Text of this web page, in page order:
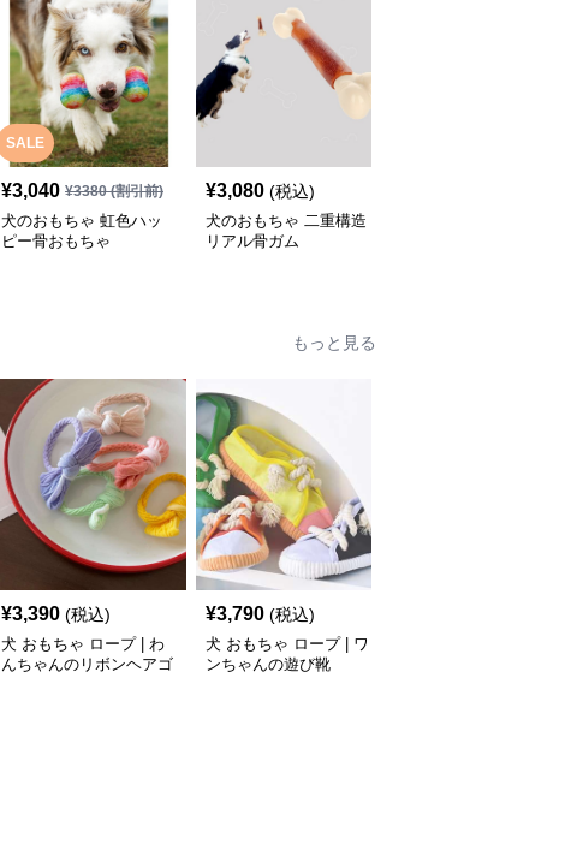
SALE
¥3,040 ¥3380(割引前)
犬のおもちゃ 虹色ハッ
ピー骨おもちゃ
¥3,080 (税込)
犬のおもちゃ 二重構造
リアル骨ガム
もっと見る
¥3,390 (税込)
犬 おもちゃ ロープ | わ
んちゃんのリボンヘアゴ
¥3,790 (税込)
犬 おもちゃ ロープ | ワ
ンちゃんの遊び靴